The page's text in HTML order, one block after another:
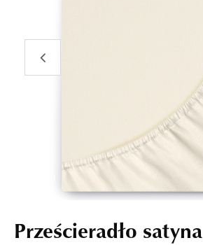
Prześcieradło satyna